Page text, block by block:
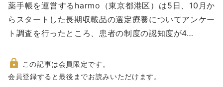
動薬手帳を運営するharmo（東京都港区）は5日、10月か
らスタートした長期収載品の選定療養についてアンケー
ト調査を行ったところ、患者の制度の認知度が4…
非
この記事は会員限定です。
会員登録すると最後までお読みいただけます。